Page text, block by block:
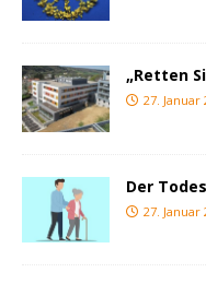
„Retten
27. Januar
Der
27. Januar